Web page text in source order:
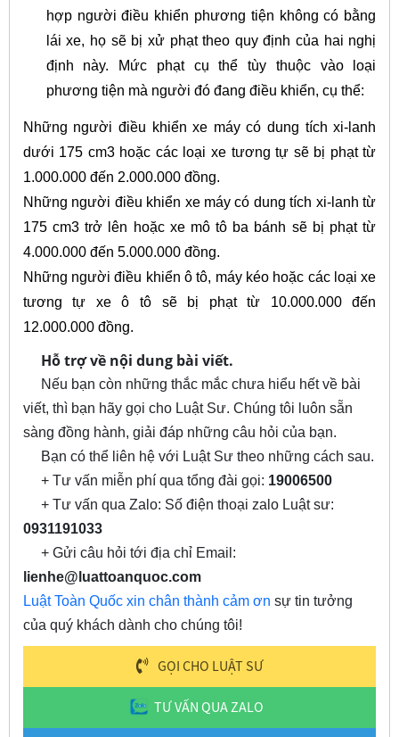
hợp người điều khiển phương tiện không có bằng
lái xe, họ sẽ bị xử phạt theo quy định của hai nghị
định này. Mức phạt cụ thể tùy thuộc vào loại
phương tiện mà người đó đang điều khiển, cụ thể:
Những người điều khiển xe máy có dung tích xi-lanh
dưới 175 cm3 hoặc các loại xe tương tự sẽ bị phạt từ
1.000.000 đến 2.000.000 đồng.
Những người điều khiển xe máy có dung tích xi-lanh từ
175 cm3 trở lên hoặc xe mô tô ba bánh sẽ bị phạt từ
4.000.000 đến 5.000.000 đồng.
Những người điều khiển ô tô, máy kéo hoặc các loại xe
tương tự xe ô tô sẽ bị phạt từ 10.000.000 đến
12.000.000 đồng.
Hỗ trợ về nội dung bài viết.
Nếu bạn còn những thắc mắc chưa hiểu hết về bài
viết, thì bạn hãy gọi cho Luật Sư. Chúng tôi luôn sẵn
sàng đồng hành, giải đáp những câu hỏi của bạn.
Bạn có thể liên hệ với Luật Sư theo những cách sau.
+ Tư vấn miễn phí qua tổng đài gọi: 19006500
+ Tư vấn qua Zalo: Số điện thoại zalo Luật sư:
0931191033
+ Gửi câu hỏi tới địa chỉ Email:
lienhe@luattoanquoc.com
Luật Toàn Quốc xin chân thành cảm ơn sự tin tưởng
của quý khách dành cho chúng tôi!
GỌI CHO LUẬT SƯ
TƯ VẤN QUA ZALO